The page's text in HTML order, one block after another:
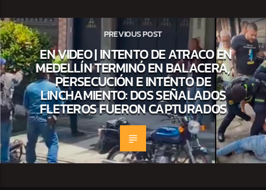
PREVIOUS POST
EN VIDEO | INTENTO DE ATRACO EN
MEDELLÍN TERMINÓ EN BALACERA,
PERSECUCIÓN E INTENTO DE
LINCHAMIENTO: DOS SEÑALADOS
FLETEROS FUERON CAPTURADOS